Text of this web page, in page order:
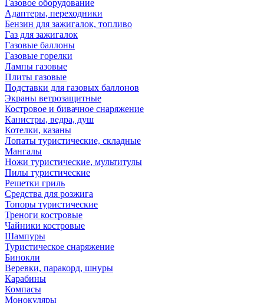
Газовое оборудование
Адаптеры, переходники
Бензин для зажигалок, топливо
Газ для зажигалок
Газовые баллоны
Газовые горелки
Лампы газовые
Плиты газовые
Подставки для газовых баллонов
Экраны ветрозащитные
Костровое и бивачное снаряжение
Канистры, ведра, душ
Котелки, казаны
Лопаты туристические, складные
Мангалы
Ножи туристические, мультитулы
Пилы туристические
Решетки гриль
Средства для розжига
Топоры туристические
Треноги костровые
Чайники костровые
Шампуры
Туристическое снаряжение
Бинокли
Веревки, паракорд, шнуры
Карабины
Компасы
Монокуляры